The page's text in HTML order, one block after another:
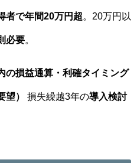
者で年間20万円超 。20万円以
必要
の損益通算・利確タイミング
望） 損失繰越3年の導入検討